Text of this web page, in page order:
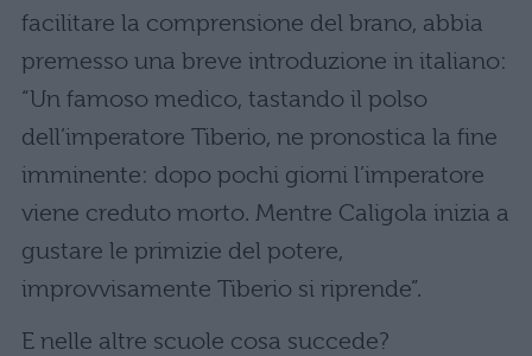
facilitare la comprensione del brano, abbia
premesso una breve introduzione in italiano:
“Un famoso medico, tastando il polso
dell’imperatore Tiberio, ne pronostica la fine
imminente: dopo pochi giorni l’imperatore
viene creduto morto. Mentre Caligola inizia a
gustare le primizie del potere,
improvvisamente Tiberio si riprende”.
E nelle altre scuole cosa succede?